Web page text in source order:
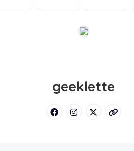
geeklette